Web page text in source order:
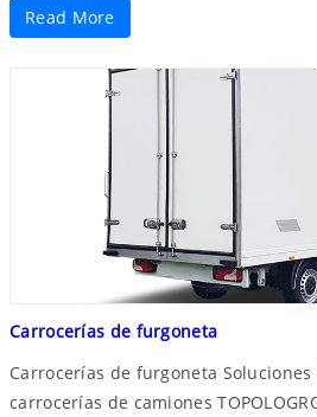
Read More
Carrocerías de furgoneta
Carrocerías de furgoneta
carrocerías de camiones